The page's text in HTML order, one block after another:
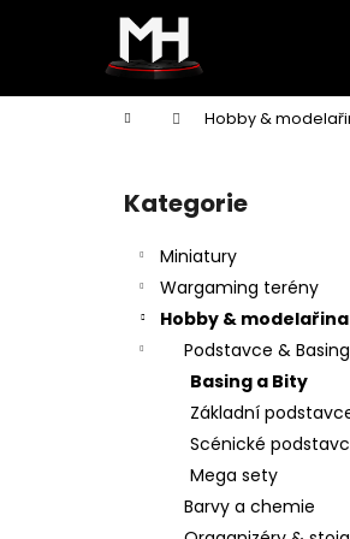
Domů Hobby &
Přeskočit
kategorie
Kategorie
Miniatury
Wargaming terény
Hobby & modelařina
Podstavce & Basing
Basing a Bity
Základní
Scénické
Mega sety
Barvy a chemie
í
Zpět
do
Zpět
do